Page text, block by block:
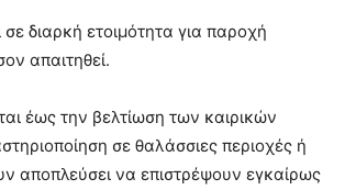
διαρκή ετοιμότητα για παροχή
απαιτηθεί.
έως την βελτίωση των καιρικών
σε θαλάσσιες περιοχές ή
αποπλεύσει να επιστρέψουν εγκαίρως